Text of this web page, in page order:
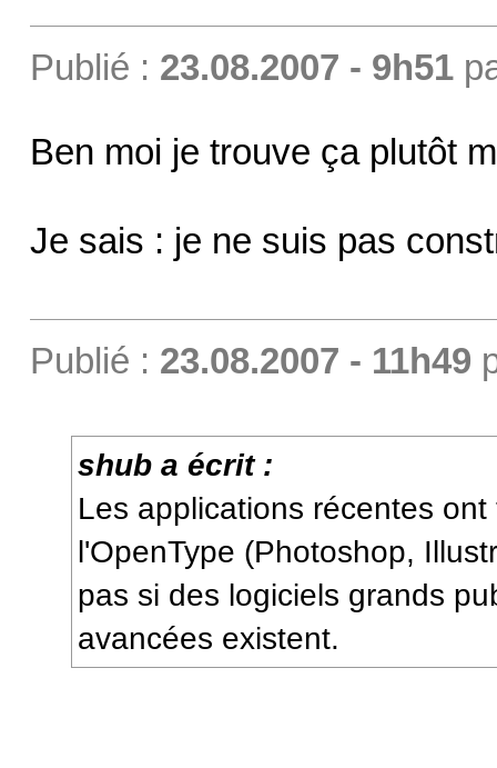
Publié : 23.08.2007 - 9h51
Ben moi je trouve ça plutôt
Je sais : je ne suis pas
Publié : 23.08.2007 - 11h49
shub a écrit :
Les applications récentes
l'OpenType (Photoshop,
pas si des logiciels grands
avancées existent.